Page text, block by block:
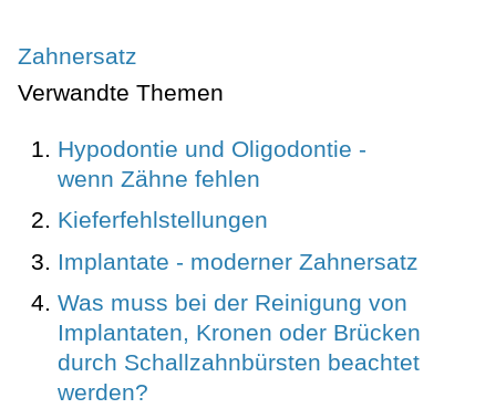
Zahnersatz
Verwandte Themen
Hypodontie und Oligodontie -
wenn Zähne fehlen
Kieferfehlstellungen
Implantate - moderner Zahnersatz
Was muss bei der Reinigung von
Implantaten, Kronen oder Brücken
durch Schallzahnbürsten beachtet
werden?